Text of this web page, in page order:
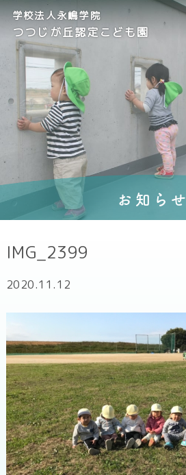
学校法人永嶋学院
つつじが丘認定こども園
お知らせ
IMG_2399
2020.11.12